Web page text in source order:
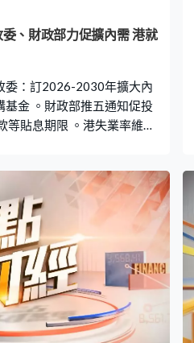
：訂2026-2030年擴大內
金 。財政部推五通知促投
等貼息期限 。港失業率維持